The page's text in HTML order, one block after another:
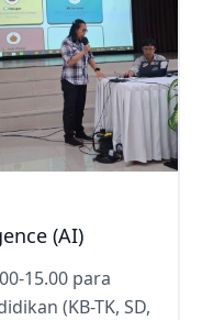
(AI)
15.00 para
(KB-TK, SD,